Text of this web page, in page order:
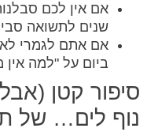
אם אין לכם
שנים לתשואה
ביום על "למה אין
סיפור קטן
נוף לים… של